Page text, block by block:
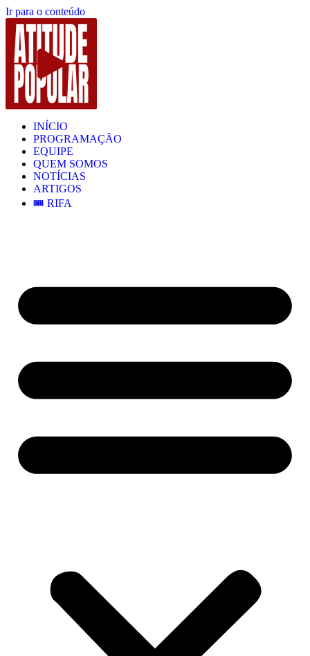
Ir para o conteúdo
INÍCIO
PROGRAMAÇÃO
EQUIPE
QUEM SOMOS
NOTÍCIAS
ARTIGOS
🎟️ RIFA